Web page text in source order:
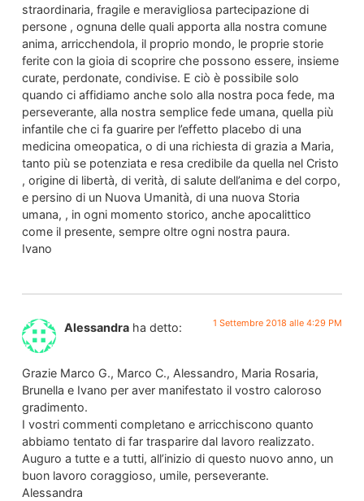
straordinaria, fragile e meravigliosa partecipazione di
persone , ognuna delle quali apporta alla nostra comune
anima, arricchendola, il proprio mondo, le proprie storie
ferite con la gioia di scoprire che possono essere, insieme
curate, perdonate, condivise. E ciò è possibile solo
quando ci affidiamo anche solo alla nostra poca fede, ma
perseverante, alla nostra semplice fede umana, quella più
infantile che ci fa guarire per l’effetto placebo di una
medicina omeopatica, o di una richiesta di grazia a Maria,
tanto più se potenziata e resa credibile da quella nel Cristo
, origine di libertà, di verità, di salute dell’anima e del corpo,
e persino di un Nuova Umanità, di una nuova Storia
umana, , in ogni momento storico, anche apocalittico
come il presente, sempre oltre ogni nostra paura.
Ivano
Alessandra ha detto: 1 Settembre 2018 alle 4:29 PM
Grazie Marco G., Marco C., Alessandro, Maria Rosaria,
Brunella e Ivano per aver manifestato il vostro caloroso
gradimento.
I vostri commenti completano e arricchiscono quanto
abbiamo tentato di far trasparire dal lavoro realizzato.
Auguro a tutte e a tutti, all’inizio di questo nuovo anno, un
buon lavoro coraggioso, umile, perseverante.
Alessandra